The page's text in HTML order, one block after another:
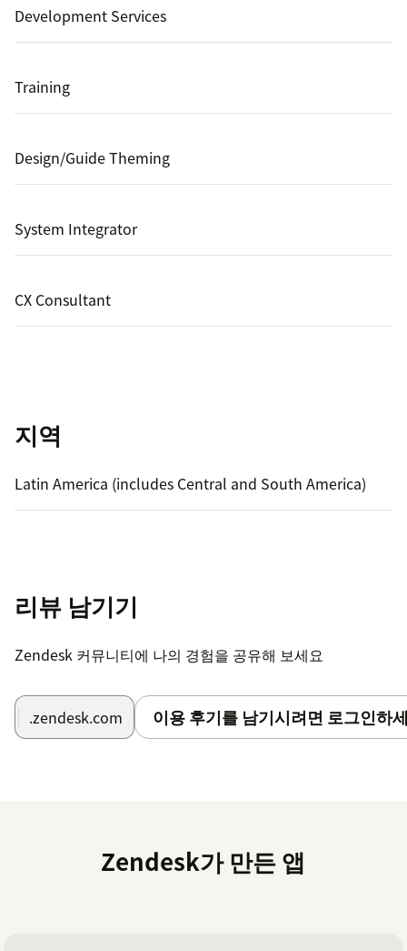
Development Services
Training
Design/Guide Theming
System Integrator
CX Consultant
지역
Latin America (includes Central and South America)
리뷰 남기기
Zendesk 커뮤니티에 나의 경험을 공유해 보세요
.zendesk.com 이용 후기를 남기시려면 로그인하
Zendesk가 만든 앱